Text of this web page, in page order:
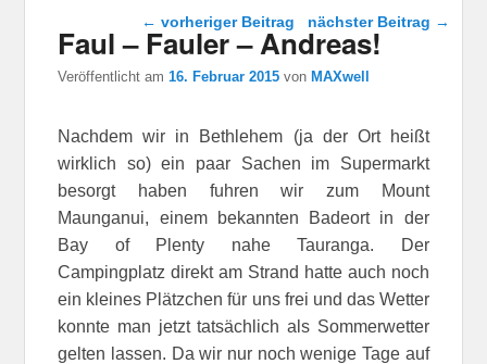
Beitragsnavigation
← vorheriger Beitrag nächster Beitrag →
Faul – Fauler – Andreas!
Veröffentlicht am16. Februar 2015 vonMAXwell
Nachdem wir in Bethlehem (ja der Ort heißt
wirklich so) ein paar Sachen im Supermarkt
besorgt haben fuhren wir zum Mount
Maunganui, einem bekannten Badeort in der
Bay of Plenty nahe Tauranga. Der
Campingplatz direkt am Strand hatte auch noch
ein kleines Plätzchen für uns frei und das Wetter
konnte man jetzt tatsächlich als Sommerwetter
gelten lassen. Da wir nur noch wenige Tage auf